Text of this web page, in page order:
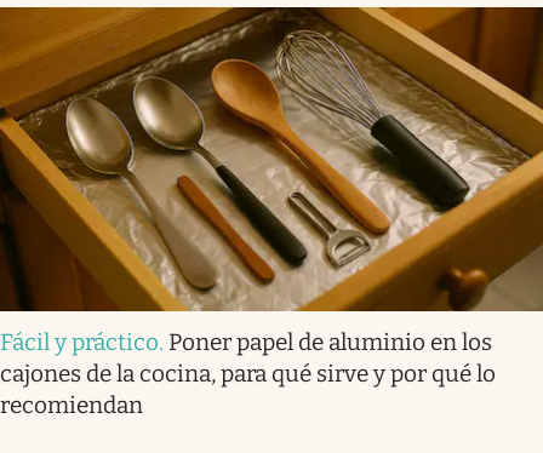
Fácil y práctico. Poner papel de aluminio en los
cajones de la cocina, para qué sirve y por qué lo
recomiendan